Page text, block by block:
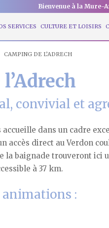
Bienvenue à la Mure-
SERVICES CULTURE ET LOISIRS
CAMPING DE L’ADRECH
convivial et
dans un cadre
accès direct au Verdon
la baignade trouveront ici
à 37 km.
: